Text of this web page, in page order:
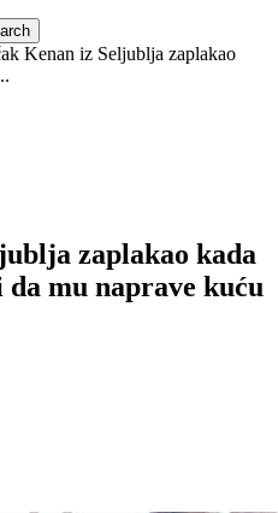
Kenan iz Seljublja zaplakao
zaplakao kada
mu naprave kuću